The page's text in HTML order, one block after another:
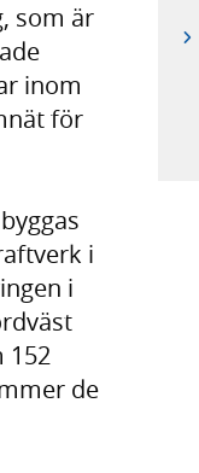
som är
inom
för
i
i
152
de